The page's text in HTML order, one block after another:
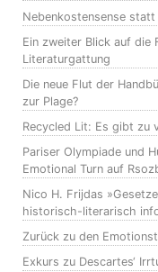
Nebenkostensense
Ein zweiter Blick auf die
Literaturgattung
Die neue Flut der
zur Plage?
Recycled Lit: Es gibt zu
Pariser Olympiade und
Emotional Turn auf
Nico H. Frijdas
historisch-literarisch
Zurück zu den
Exkurs zu Descartes‘